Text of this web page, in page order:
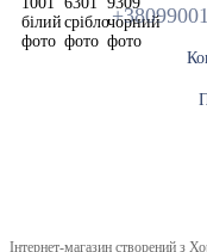
Інтернет-магазин створений з